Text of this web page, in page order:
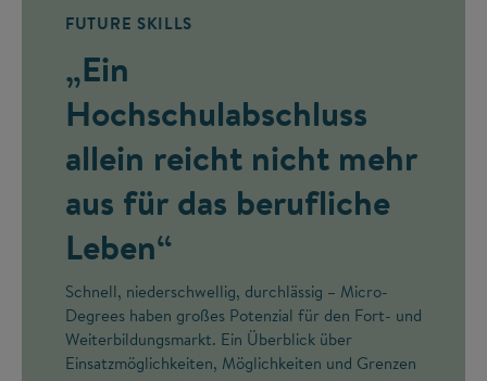
FUTURE SKILLS
„Ein
Hochschulabschluss
allein reicht nicht mehr
aus für das berufliche
Leben“
Schnell, niederschwellig, durchlässig – Micro-
Degrees haben großes Potenzial für den Fort- und
Weiterbildungsmarkt. Ein Überblick über
Einsatzmöglichkeiten, Möglichkeiten und Grenzen